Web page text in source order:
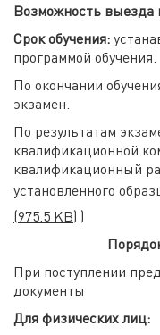
Возможность выезда
Срок обучения:
программой обучения.
По окончании
экзамен.
По результатам
квалификационной
квалификационный
установленного
(975.5 KB) )
При поступлении
документы
Для физических лиц: